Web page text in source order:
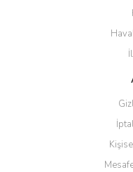
Ürün resmi kalitesiz,
Ürün açıklamasında
Ürün bilgilerinde
Ürün fiyatı diğer